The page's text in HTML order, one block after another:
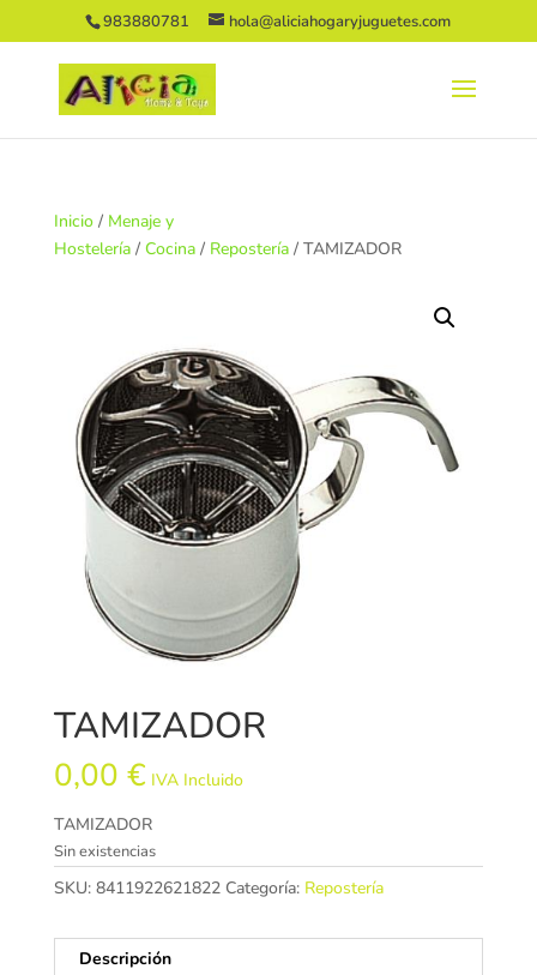
983880781 hola@aliciahogaryjuguetes.com
Inicio/ Menaje y
Hostelería/ Cocina/ Repostería/ TAMIZADOR
TAMIZADOR
0,00 € IVA Incluido
TAMIZADOR
Sin existencias
SKU: 8411922621822 Categoría: Repostería
Descripción